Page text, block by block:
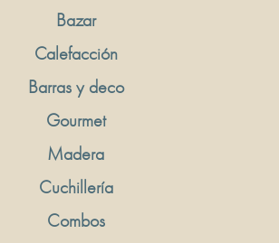
Bazar
Calefacción
Barras y deco
Gourmet
Madera
Cuchillería
Combos